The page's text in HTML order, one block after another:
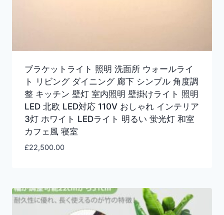
ブラケットライト 照明 洗面所 ウォールライ
ト リビング ダイニング 廊下 シンプル 角度調
整 キッチン 壁灯 室内照明 壁掛けライト 照明
LED 北欧 LED対応 110V おしゃれ インテリア
3灯 ホワイト LEDライト 明るい 蛍光灯 和室
カフェ風 寝室
£22,500.00